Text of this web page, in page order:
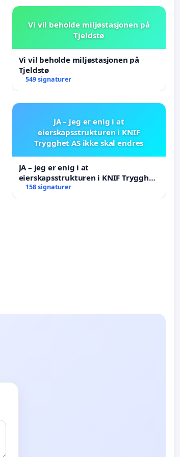
Vi vil beholde miljøstasjonen på
Tjeldstø
Vi vil beholde miljøstasjonen på
Tjeldstø
549 signaturer
JA – jeg er enig i at
eierskapsstrukturen i KNIF
Trygghet AS ikke skal endres
JA – jeg er enig i at
eierskapsstrukturen i KNIF Trygghet
AS ikke skal endres
158 signaturer